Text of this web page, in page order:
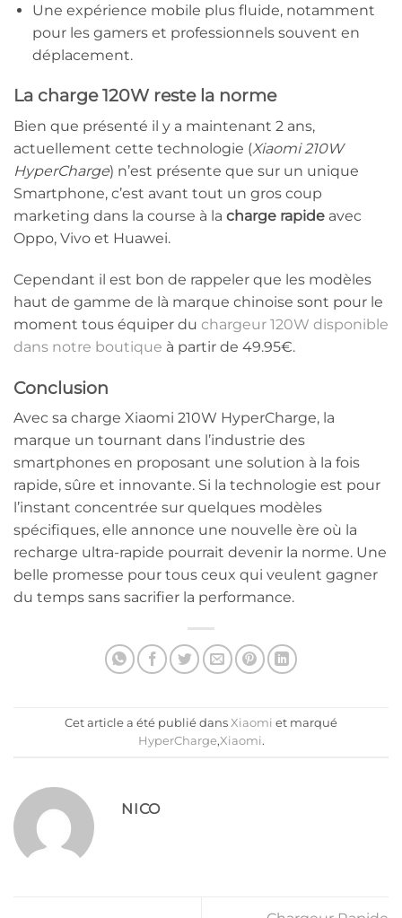
Une expérience mobile plus fluide, notamment
pour les gamers et professionnels souvent en
déplacement.
La charge 120W reste la norme
Bien que présenté il y a maintenant 2 ans,
actuellement cette technologie (Xiaomi 210W
HyperCharge) n’est présente que sur un unique
Smartphone, c’est avant tout un gros coup
marketing dans la course à la charge rapide avec
Oppo, Vivo et Huawei.
Cependant il est bon de rappeler que les modèles
haut de gamme de là marque chinoise sont pour le
moment tous équiper du chargeur 120W disponible
dans notre boutique à partir de 49.95€.
Conclusion
Avec sa charge Xiaomi 210W HyperCharge, la
marque un tournant dans l’industrie des
smartphones en proposant une solution à la fois
rapide, sûre et innovante. Si la technologie est pour
l’instant concentrée sur quelques modèles
spécifiques, elle annonce une nouvelle ère où la
recharge ultra-rapide pourrait devenir la norme. Une
belle promesse pour tous ceux qui veulent gagner
du temps sans sacrifier la performance.
Cet article a été publié dans Xiaomi et marqué
HyperCharge,Xiaomi .
NICO